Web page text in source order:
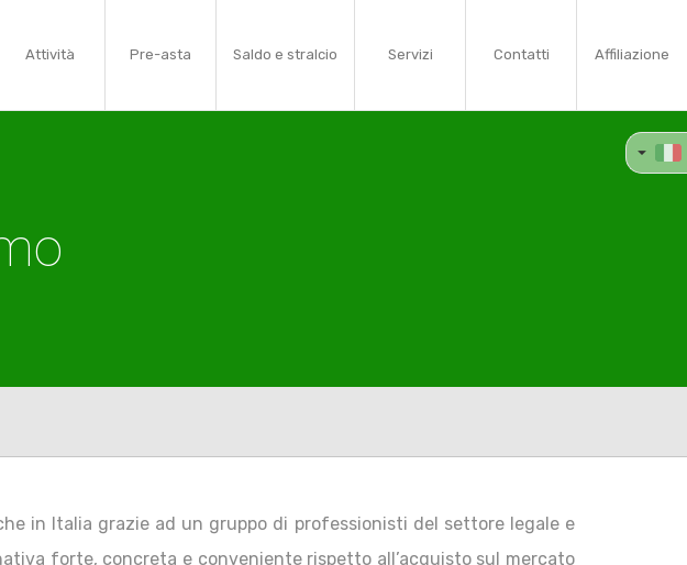
Attività Pre-asta Saldo e stralcio Servizi Contatti Affiliazione
in Italia grazie ad un gruppo di professionisti del settore legale e
forte, concreta e conveniente rispetto all’acquisto sul mercato